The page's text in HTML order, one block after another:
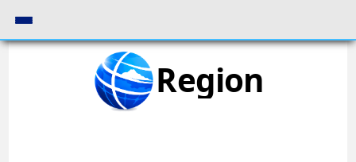
Region